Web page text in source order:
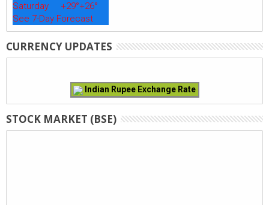
Saturday
+29°+26°
See 7-Day Forecast
CURRENCY UPDATES
Indian Rupee Exchange Rate
STOCK MARKET (BSE)